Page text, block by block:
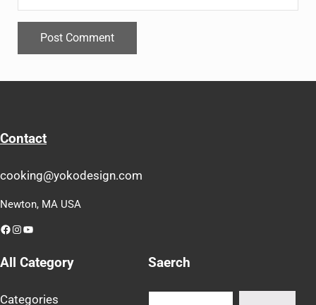
Contact
cooking@yokodesign.com
Newton, MA USA
Facebook
Instagram
YouTube
All Category
Categories
Saerch